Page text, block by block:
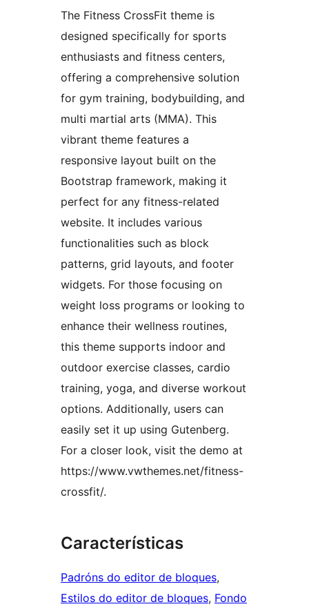
The Fitness CrossFit theme is
designed specifically for sports
enthusiasts and fitness centers,
offering a comprehensive solution
for gym training, bodybuilding, and
multi martial arts (MMA). This
vibrant theme features a
responsive layout built on the
Bootstrap framework, making it
perfect for any fitness-related
website. It includes various
functionalities such as block
patterns, grid layouts, and footer
widgets. For those focusing on
weight loss programs or looking to
enhance their wellness routines,
this theme supports indoor and
outdoor exercise classes, cardio
training, yoga, and diverse workout
options. Additionally, users can
easily set it up using Gutenberg.
For a closer look, visit the demo at
https://www.vwthemes.net/fitness-
crossfit/.
Características
Padróns do editor de bloques
Estilos do editor de bloques, Fondo